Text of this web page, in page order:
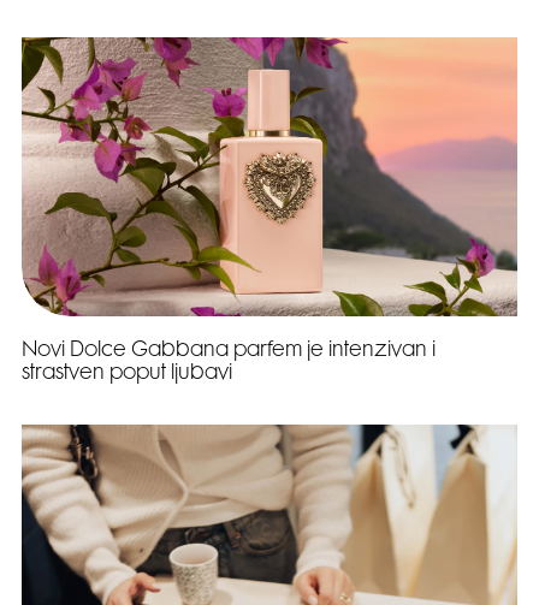
Novi Dolce Gabbana parfem je intenzivan i
strastven poput ljubavi